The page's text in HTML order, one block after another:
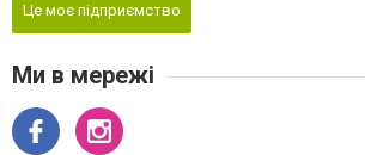
Це моє підприємство
Ми в мережі